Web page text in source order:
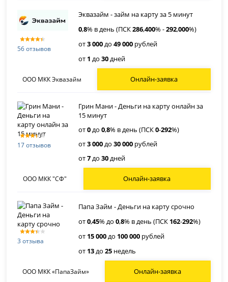
56 отзывов
Эквазайм - займ на карту за 5 минут
0,8% в день (ПСК286,400% -292,000%)
от3 000до49 000 рублей
от 1 до30дней
ООО МКК Эквазайм Онлайн-заявка
17 отзывов
Грин Мани - Деньги на карту онлайн за
15 минут
от0до0,8% в день (ПСК0-292%)
от3 000до30 000 рублей
от7до30дней
ООО МКК "СФ" Онлайн-заявка
3 отзыва
Папа Займ - Деньги на карту срочно
от0,45% до0,8% в день (ПСК 162-292%)
от 15 000до 100 000 рублей
от 13до25 недель
ООО МКК «ПапаЗайм» Онлайн-заявка